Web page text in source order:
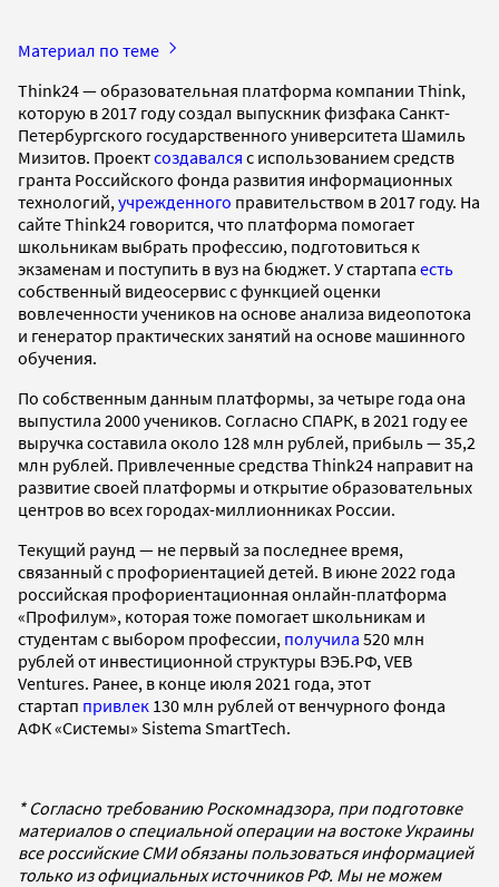
Материал по теме
Think24 — образовательная платформа компании Think,
которую в 2017 году создал выпускник физфака Санкт-
Петербургского государственного университета Шамиль
Мизитов. Проектсоздавался с использованием средств
гранта Российского фонда развития информационных
технологий, учрежденного правительством в 2017 году. На
сайте Think24 говорится, что платформа помогает
школьникам выбрать профессию, подготовиться к
экзаменам и поступить в вуз на бюджет. У стартапа есть
собственный видеосервис с функцией оценки
вовлеченности учеников на основе анализа видеопотока
и генератор практических занятий на основе машинного
обучения.
По собственным данным платформы, за четыре года она
выпустила 2000 учеников. Согласно СПАРК, в 2021 году ее
выручка составила около 128 млн рублей, прибыль — 35,2
млн рублей. Привлеченные средства Think24 направит на
развитие своей платформы и открытие образовательных
центров во всех городах-миллионниках России.
Текущий раунд — не первый за последнее время,
связанный с профориентацией детей. В июне 2022 года
российская профориентационная онлайн-платформа
«Профилум», которая тоже помогает школьникам и
студентам с выбором профессии, получила 520 млн
рублей от инвестиционной структуры ВЭБ.РФ, VEB
Ventures. Ранее, в конце июля 2021 года, этот
стартап привлек 130 млн рублей от венчурного фонда
АФК «Системы» Sistema SmartTech.
* Согласно требованию Роскомнадзора, при подготовке
материалов о специальной операции на востоке Украины
все российские СМИ обязаны пользоваться информацией
только из официальных источников РФ. Мы не можем